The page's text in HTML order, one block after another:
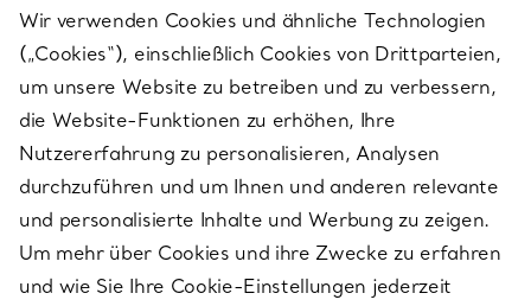
SERVICES
ÜBER TIFFANY & CO.
RECHTLICHE HINWEISE
Wir verwenden Cookies und ähnliche Technologien
(„Cookies“), einschließlich Cookies von Drittparteien,
um unsere Website zu betreiben und zu verbessern,
die Website-Funktionen zu erhöhen, Ihre
Nutzererfahrung zu personalisieren, Analysen
durchzuführen und um Ihnen und anderen relevante
und personalisierte Inhalte und Werbung zu zeigen.
Um mehr über Cookies und ihre Zwecke zu erfahren
und wie Sie Ihre Cookie-Einstellungen jederzeit